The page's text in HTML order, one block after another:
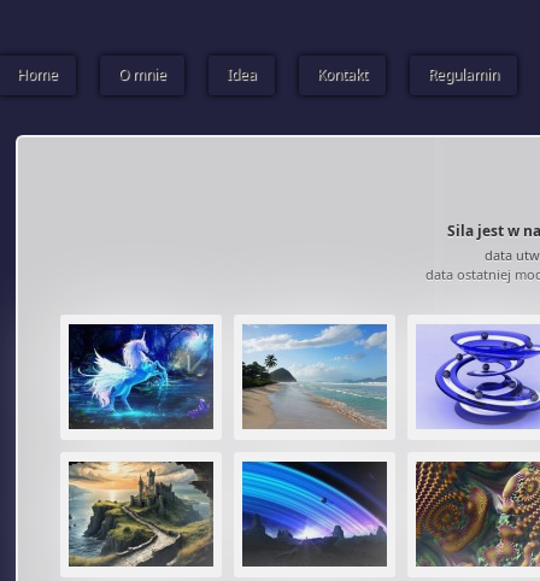
Home O mnie Idea Kontakt Regulamin
Sila jest w
data
data ostatniej